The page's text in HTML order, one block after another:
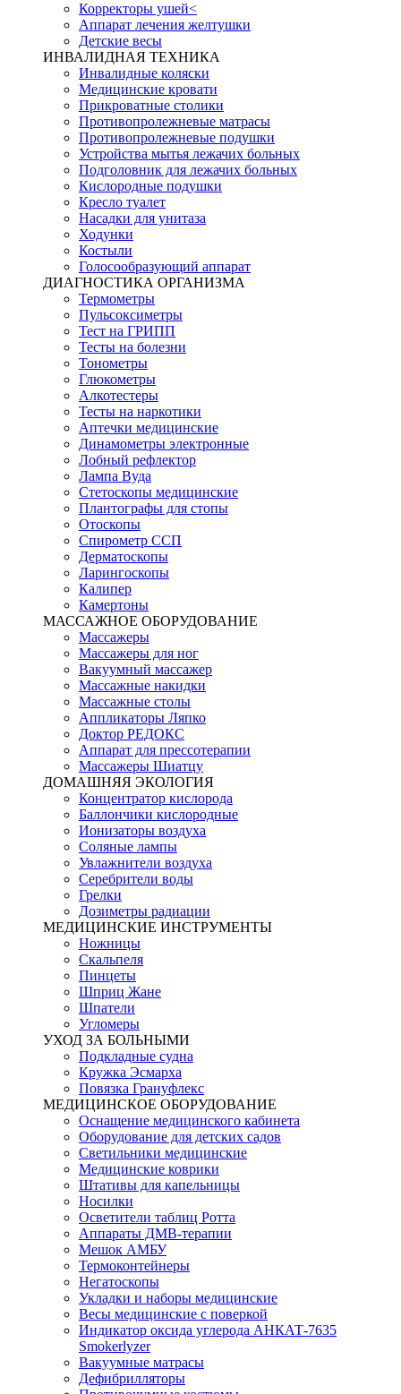
Корректоры ушей<
Аппарат лечения желтушки
Детские весы
ИНВАЛИДНАЯ ТЕХНИКА
Инвалидные коляски
Медицинские кровати
Прикроватные столики
Противопролежневые матрасы
Противопролежневые подушки
Устройства мытья лежачих больных
Подголовник для лежачих больных
Кислородные подушки
Кресло туалет
Насадки для унитаза
Ходунки
Костыли
Голосообразующий аппарат
ДИАГНОСТИКА ОРГАНИЗМА
Термометры
Пульсоксиметры
Тест на ГРИПП
Тесты на болезни
Тонометры
Глюкометры
Алкотестеры
Тесты на наркотики
Аптечки медицинские
Динамометры электронные
Лобный рефлектор
Лампа Вуда
Стетоскопы медицинские
Плантографы для стопы
Отоскопы
Спирометр ССП
Дерматоскопы
Ларингоскопы
Калипер
Камертоны
МАССАЖНОЕ ОБОРУДОВАНИЕ
Массажеры
Массажеры для ног
Вакуумный массажер
Массажные накидки
Массажные столы
Аппликаторы Ляпко
Доктор РЕДОКС
Аппарат для прессотерапии
Массажеры Шиатцу
ДОМАШНЯЯ ЭКОЛОГИЯ
Концентратор кислорода
Баллончики кислородные
Ионизаторы воздуха
Соляные лампы
Увлажнители воздуха
Серебрители воды
Грелки
Дозиметры радиации
МЕДИЦИНСКИЕ ИНСТРУМЕНТЫ
Ножницы
Скальпеля
Пинцеты
Шприц Жане
Шпатели
Угломеры
УХОД ЗА БОЛЬНЫМИ
Подкладные судна
Кружка Эсмарха
Повязка Грануфлекс
МЕДИЦИНСКОЕ ОБОРУДОВАНИЕ
Оснащение медицинского кабинета
Оборудование для детских садов
Светильники медицинские
Медицинские коврики
Штативы для капельницы
Носилки
Осветители таблиц Ротта
Аппараты ДМВ-терапии
Мешок АМБУ
Термоконтейнеры
Негатоскопы
Укладки и наборы медицинские
Весы медицинские с поверкой
Индикатор оксида углерода АНКАТ-7635
Smokerlyzer
Вакуумные матрасы
Дефибрилляторы